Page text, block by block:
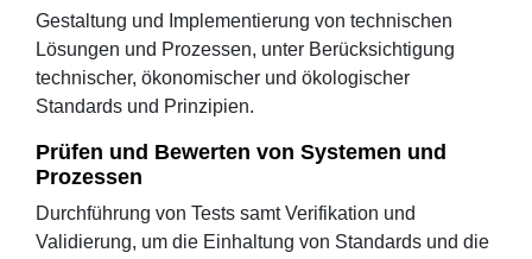
Gestaltung und Implementierung von technischen
Lösungen und Prozessen, unter Berücksichtigung
technischer, ökonomischer und ökologischer
Standards und Prinzipien.
Prüfen und Bewerten von Systemen und
Prozessen
Durchführung von Tests samt Verifikation und
Validierung, um die Einhaltung von Standards und die